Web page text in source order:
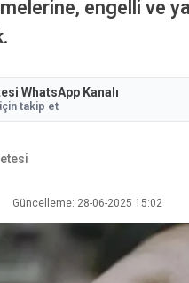
engelli ve
WhatsApp Kanalı
takip et
Güncelleme: 28-06-2025 15:02